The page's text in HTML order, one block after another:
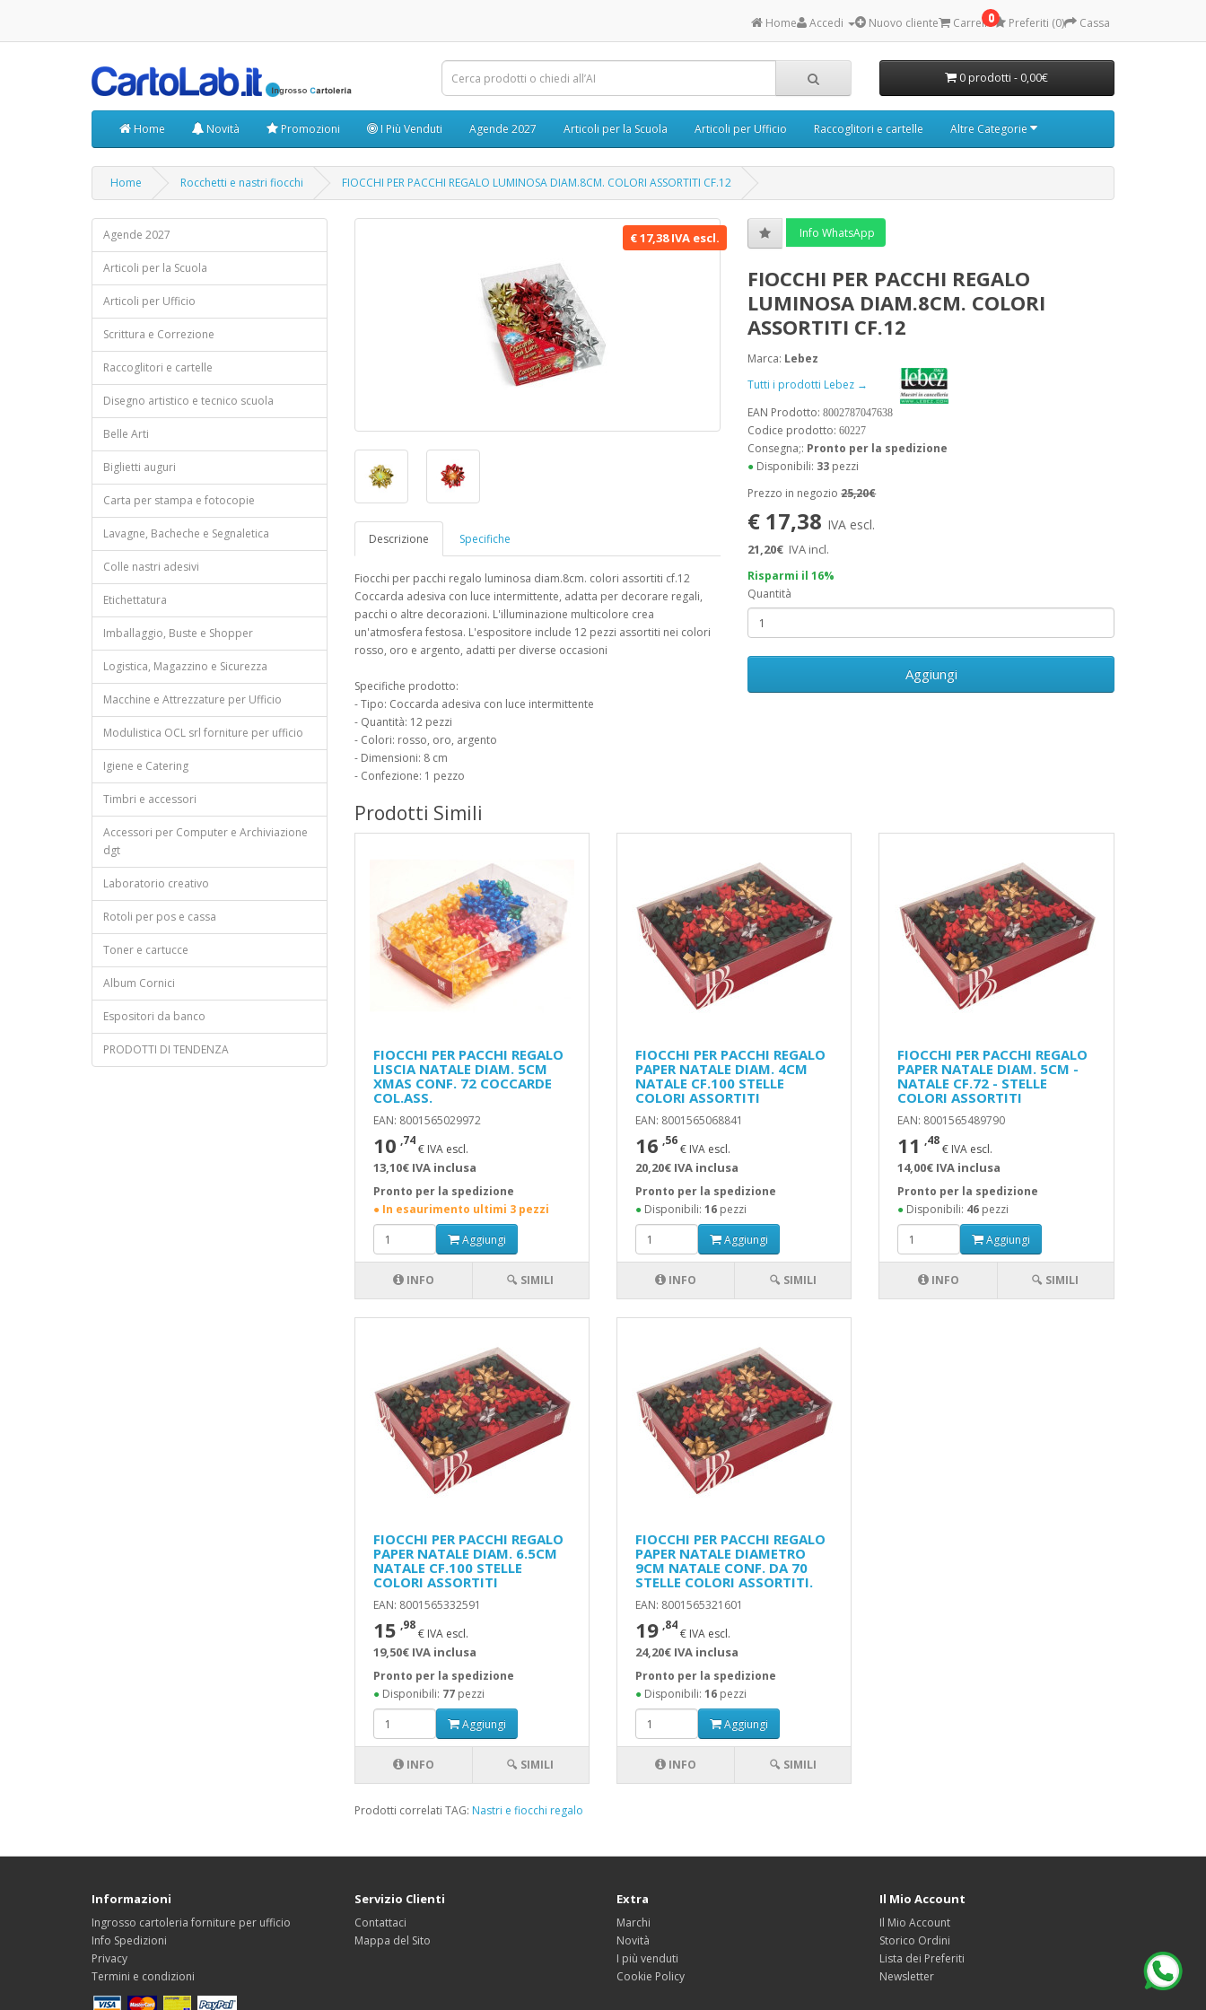
Home Accedi Nuovo cliente 0
Carrello Preferiti (0) Cassa
0 prodotti - 0,00€
Home Novità Promozioni I Più Venduti Agende 2027 Articoli per la Scuola Articoli per Ufficio Raccoglitori e cartelle Altre Categorie
Home Rocchetti e nastri fiocchi FIOCCHI PER PACCHI REGALO LUMINOSA DIAM.8CM. COLORI ASSORTITI CF.12
Agende 2027
Articoli per la Scuola
Articoli per Ufficio
Scrittura e Correzione
Raccoglitori e cartelle
Disegno artistico e tecnico scuola
Belle Arti
Biglietti auguri
Carta per stampa e fotocopie
Lavagne, Bacheche e Segnaletica
Colle nastri adesivi
Etichettatura
Imballaggio, Buste e Shopper
Logistica, Magazzino e Sicurezza
Macchine e Attrezzature per Ufficio
Modulistica OCL srl forniture per ufficio
Igiene e Catering
Timbri e accessori
Accessori per Computer e Archiviazione
dgt
Laboratorio creativo
Rotoli per pos e cassa
Toner e cartucce
Album Cornici
Espositori da banco
PRODOTTI DI TENDENZA
€ 17,38 IVA escl.
Descrizione Specifiche
Fiocchi per pacchi regalo luminosa diam.8cm. colori assortiti cf.12
Coccarda adesiva con luce intermittente, adatta per decorare regali,
pacchi o altre decorazioni. L'illuminazione multicolore crea
un'atmosfera festosa. L'espositore include 12 pezzi assortiti nei colori
rosso, oro e argento, adatti per diverse occasioni
Specifiche prodotto:
- Tipo: Coccarda adesiva con luce intermittente
- Quantità: 12 pezzi
- Colori: rosso, oro, argento
- Dimensioni: 8 cm
- Confezione: 1 pezzo
Info WhatsApp
FIOCCHI PER PACCHI REGALO
LUMINOSA DIAM.8CM. COLORI
ASSORTITI CF.12
Marca: Lebez
Tutti i prodotti Lebez →
EAN Prodotto:8002787047638
Codice prodotto:60227
Consegna;: Pronto per la spedizione
● Disponibili: 33 pezzi
Prezzo in negozio25,20€
€ 17,38 IVA escl.
21,20€ IVA incl.
Risparmi il 16%
Quantità
Aggiungi
Prodotti Simili
FIOCCHI PER PACCHI REGALO
LISCIA NATALE DIAM. 5CM
XMAS CONF. 72 COCCARDE
COL.ASS.
EAN: 8001565029972
10 ,74
€ IVA escl.
13,10€ IVA inclusa
Pronto per la spedizione
● In esaurimento ultimi 3 pezzi
Aggiungi
INFO 🔍 SIMILI
FIOCCHI PER PACCHI REGALO
PAPER NATALE DIAM. 4CM
NATALE CF.100 STELLE
COLORI ASSORTITI
EAN: 8001565068841
16 ,56
€ IVA escl.
20,20€ IVA inclusa
Pronto per la spedizione
●Disponibili: 16pezzi
Aggiungi
INFO 🔍 SIMILI
FIOCCHI PER PACCHI REGALO
PAPER NATALE DIAM. 5CM -
NATALE CF.72 - STELLE
COLORI ASSORTITI
EAN: 8001565489790
11 ,48
€ IVA escl.
14,00€ IVA inclusa
Pronto per la spedizione
● Disponibili: 46 pezzi
Aggiungi
INFO 🔍 SIMILI
FIOCCHI PER PACCHI REGALO
PAPER NATALE DIAM. 6.5CM
NATALE CF.100 STELLE
COLORI ASSORTITI
EAN: 8001565332591
15 ,98
€ IVA escl.
19,50€ IVA inclusa
Pronto per la spedizione
●Disponibili: 77pezzi
Aggiungi
INFO 🔍 SIMILI
FIOCCHI PER PACCHI REGALO
PAPER NATALE DIAMETRO
9CM NATALE CONF. DA 70
STELLE COLORI ASSORTITI.
EAN: 8001565321601
19 ,84
€ IVA escl.
24,20€ IVA inclusa
Pronto per la spedizione
●Disponibili: 16pezzi
Aggiungi
INFO 🔍 SIMILI
Prodotti correlati TAG: Nastri e fiocchi regalo
Informazioni
Ingrosso cartoleria forniture per ufficio
Info Spedizioni
Privacy
Termini e condizioni
Servizio Clienti
Contattaci
Mappa del Sito
Extra
Marchi
Novità
I più venduti
Cookie Policy
Il Mio Account
Il Mio Account
Storico Ordini
Lista dei Preferiti
Newsletter